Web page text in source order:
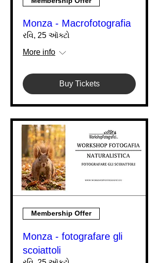
Monza - Macrofotografia
રવિ, 25 ઑક્ટો
More info
Buy Tickets
Membership Offer
Monza - fotografare gli
scoiattoli